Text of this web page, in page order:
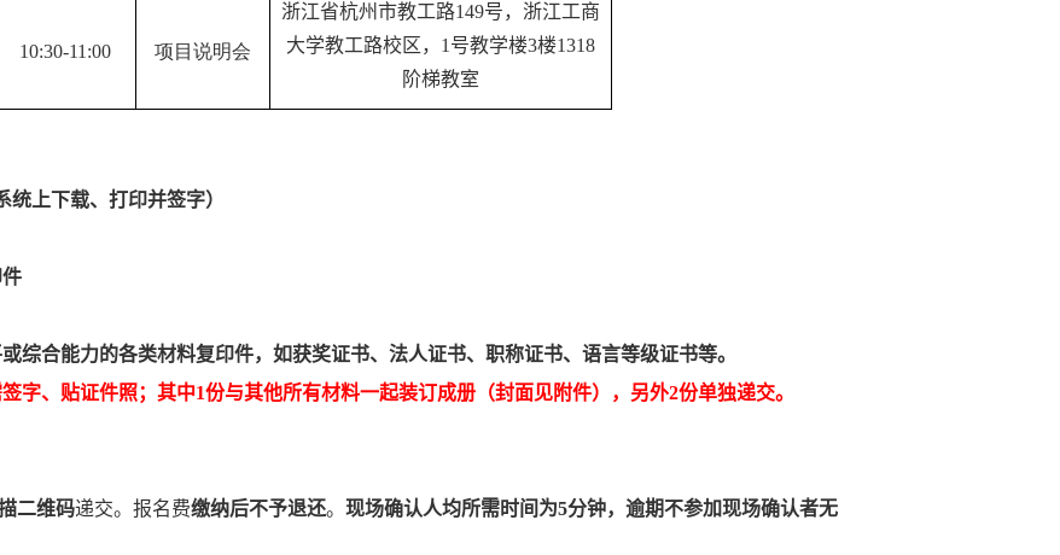
10:30-11:00 项目说明会
浙江省杭州市教工路149号，浙江工商
大学教工路校区，1号教学楼3楼1318
阶梯教室
统上下载、打印并签字）
综合能力的各类材料复印件，如获奖证书、法人证书、职称证书、语言等级证书等。
字、贴证件照；其中1份与其他所有材料一起装订成册（封面见附件），另外2份单独递交。
二维码递交。报名费缴纳后不予退还。 现场确认人均所需时间为5分钟，逾期不参加现场确认者无